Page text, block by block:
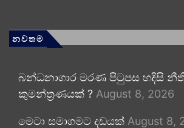
නවතම
බන්ධනාගාර මරණ පිටුපස හදිසි
කුමන්ත්‍රණයක් ? August 8, 2026
මෙටා සමාගමට දඩයක් August 8,